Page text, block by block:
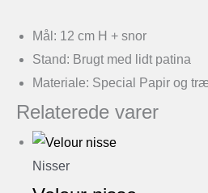
Mål: 12 cm H + snor
Stand: Brugt med lidt patina
Materiale: Special Papir og
Relaterede varer
Nisser